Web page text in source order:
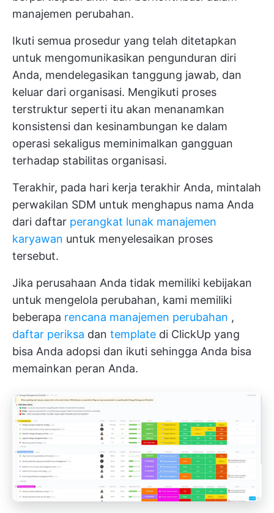
manajemen perubahan.
Ikuti semua prosedur yang telah ditetapkan
untuk mengomunikasikan pengunduran diri
Anda, mendelegasikan tanggung jawab, dan
keluar dari organisasi. Mengikuti proses
terstruktur seperti itu akan menanamkan
konsistensi dan kesinambungan ke dalam
operasi sekaligus meminimalkan gangguan
terhadap stabilitas organisasi.
Terakhir, pada hari kerja terakhir Anda, mintalah
perwakilan SDM untuk menghapus nama Anda
dari daftar perangkat lunak manajemen
karyawan untuk menyelesaikan proses
tersebut.
Jika perusahaan Anda tidak memiliki kebijakan
untuk mengelola perubahan, kami memiliki
beberapa rencana manajemen perubahan ,
daftar periksa dan template di ClickUp yang
bisa Anda adopsi dan ikuti sehingga Anda bisa
memainkan peran Anda.